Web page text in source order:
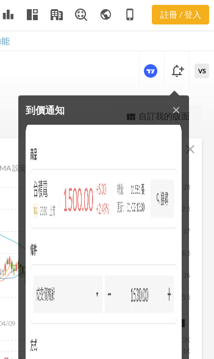
leaderboard public phone_iphone 註冊 / 登入
布
更強大的進階價量圖表
notification_add
到價通知 close
VS
view_quilt 自訂我的版面
close
09
25.5
26
26.5
27
27.5
28
2026/08/06
1K
2K
MA 設定